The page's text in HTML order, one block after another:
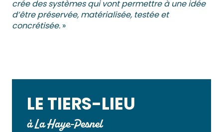
crée des systèmes qui vont permettre à une idée
d’être préservée, matérialisée, testée et
concrétisée. »
LE TIERS-LIEU
à La Haye-Pesnel